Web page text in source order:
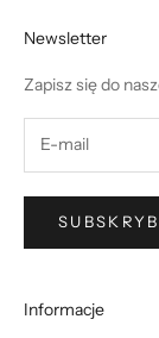
Newsletter
Zapisz się do
Informacje